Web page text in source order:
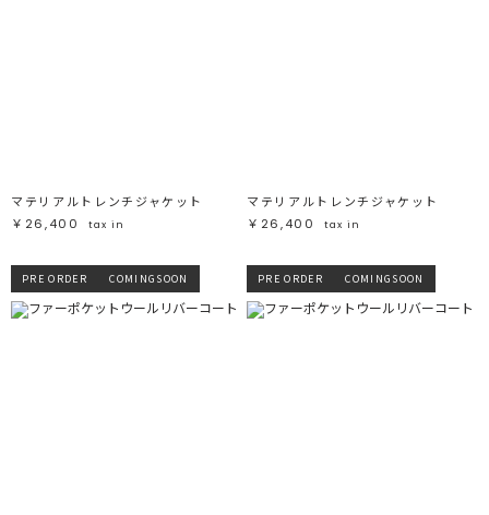
マテリアルトレンチジャケット
￥26,400
tax in
マテリアルトレンチジャケット
￥26,400
tax in
PRE ORDER COMINGSOON PRE ORDER COMINGSOON